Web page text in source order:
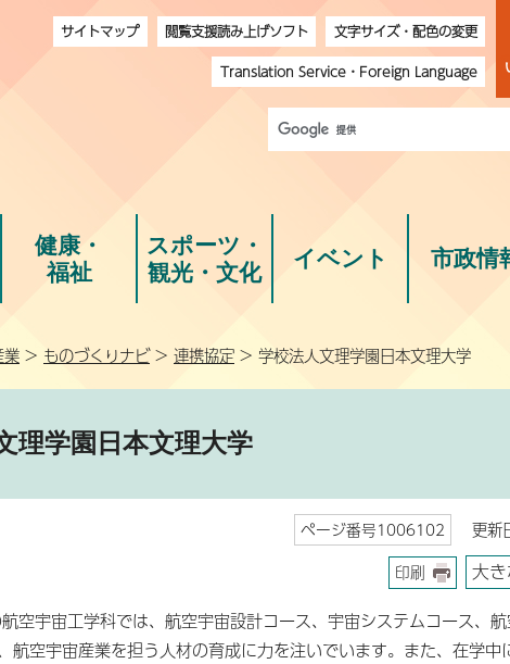
サイトマップ 閲覧支援読み上げソフト
文字サイズ・配色の変更
Translation Service・ Foreign Language
健康・
福祉
スポーツ・
観光・文化
イベント 市政情
業 > ものづくりナビ> 連携協定 > 学校法人文理学園日本文理大学
理学園日本文理大学
ページ番号1006102 更新
印刷 大
空宇宙工学科では、航空宇宙設計コース、宇宙システムコース、
航空宇宙産業を担う人材の育成に力を注いでいます。また、在学中